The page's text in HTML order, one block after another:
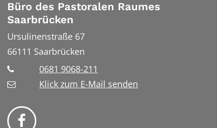
Büro des Pastoralen Raumes
Saarbrücken
Ursulinenstraße 67
66111 Saarbrücken
0681 9068-211
Klick zum E-Mail senden